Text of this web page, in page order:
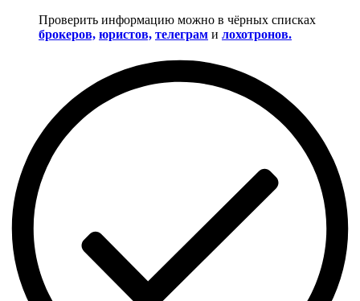
Проверить информацию можно в чёрных списках
брокеров, юристов, телеграм и лохотронов.